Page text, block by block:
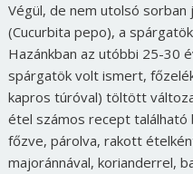
Végül, de nem utolsó sorban
(Cucurbita pepo), a
Hazánkban az utóbbi 25-30
spárgatök volt ismert,
kapros túróval) töltött
étel számos recept található
főzve, párolva, rakott
majoránnával, korianderrel,